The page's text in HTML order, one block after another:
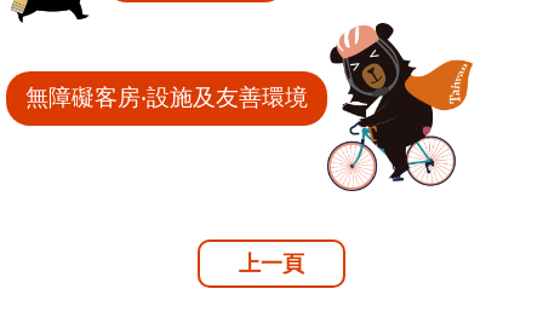
無障礙客房‧設施及友善環境
上一頁